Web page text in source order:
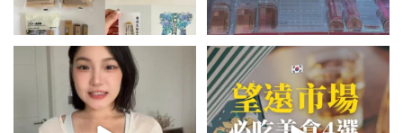
💭留言「美背」傳🔗給你！
🏷️#吉推韓國 🇰🇷
...
48 20
\🇰🇷韓國望遠市場4家必吃美食
😋/
💭留言「望遠市場」傳地址給你
342 59